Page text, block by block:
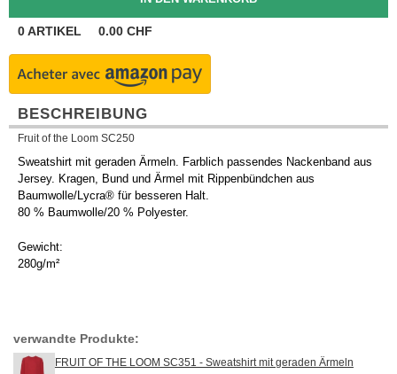
0ARTIKEL 0.00 CHF
BESCHREIBUNG
Fruit of the Loom SC250
Sweatshirt mit geraden Ärmeln. Farblich passendes Nackenband aus
Jersey. Kragen, Bund und Ärmel mit Rippenbündchen aus
Baumwolle/Lycra® für besseren Halt.
80 % Baumwolle/20 % Polyester.
Gewicht:
280g/m²
verwandte Produkte:
FRUIT OF THE LOOM SC351 - Sweatshirt mit geraden Ärmeln